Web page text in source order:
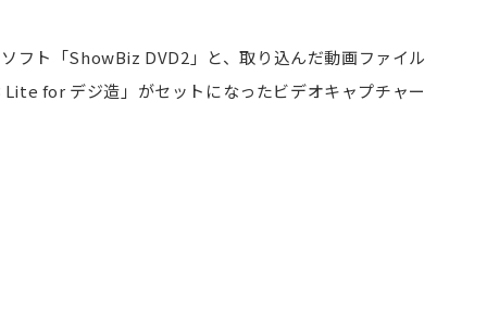
フト「ShowBiz DVD2」と、取り込んだ動画ファイル
for デジ造」がセットになったビデオキャプチャー